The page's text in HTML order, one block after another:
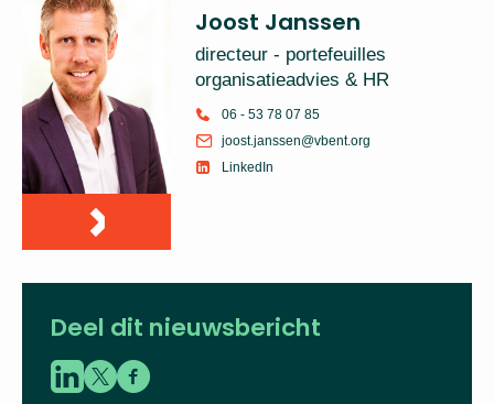
Joost Janssen
directeur - portefeuilles
organisatieadvies & HR
06 - 53 78 07 85
joost.janssen@vbent.org
LinkedIn
Deel dit nieuwsbericht